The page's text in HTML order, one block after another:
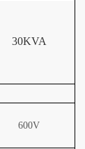
30KVA
600V